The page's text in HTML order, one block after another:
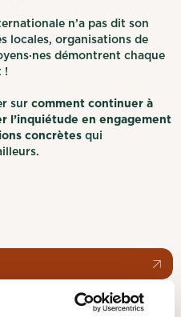
n’a pas dit son
locales, organisations de
démontrent chaque
!
sur comment continuer à
l’inquiétude en engagement
concrètes qui